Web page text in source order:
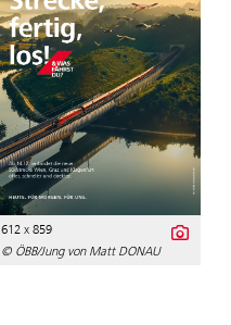
612 x 859
© ÖBB/Jung von Matt DONAU